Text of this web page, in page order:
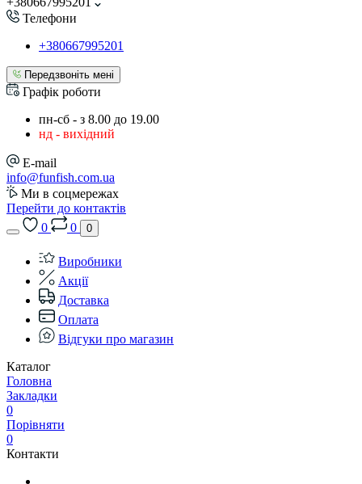
Телефони
+380667995201
Передзвоніть мені
Графік роботи
пн-сб - з 8.00 до 19.00
нд - вихідний
E-mail
info@funfish.com.ua
Ми в соцмережах
Перейти до контактів
0
0 0
Виробники
Акції
Доставка
Оплата
Відгуки про магазин
Каталог
Головна
Закладки
0
Порівняти
0
Контакти